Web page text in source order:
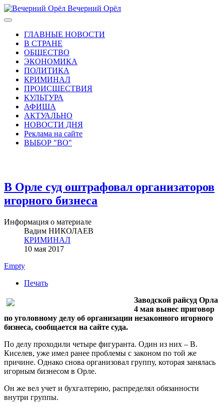
Вечерний Орёл
ГЛАВНЫЕ НОВОСТИ
В СТРАНЕ
ОБЩЕСТВО
ЭКОНОМИКА
ПОЛИТИКА
КРИМИНАЛ
ПРОИСШЕСТВИЯ
КУЛЬТУРА
АФИША
АКТУАЛЬНО
НОВОСТИ ДНЯ
Реклама на сайте
ВЫБОР "ВО"
В Орле суд оштрафовал организаторов
игорного бизнеса
Информация о материале
Вадим НИКОЛАЕВ
КРИМИНАЛ
10 мая 2017
Empty
Печать
Заводской райсуд Орла
4 мая вынес приговор
по уголовному делу об организации незаконного игорного
бизнеса, сообщается на сайте суда.
По делу проходили четыре фигуранта. Один из них – В.
Киселев, уже имел ранее проблемы с законом по той же
причине. Однако снова организовал группу, которая занялась
игорным бизнесом в Орле.
Он же вел учет и бухгалтерию, распределял обязанности
внутри группы.